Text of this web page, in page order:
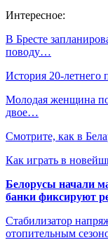
Интересное:
В Бресте
поводу…
История 20-
Молодая женщина
двое…
Смотрите, как в
Как играть в
Белорусы начали
банки фиксируют
Стабилизатор
отопительным